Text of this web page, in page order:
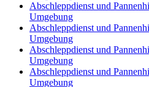
Abschleppdienst und
Umgebung
Abschleppdienst und
Umgebung
Abschleppdienst und
Umgebung
Abschleppdienst und
Umgebung